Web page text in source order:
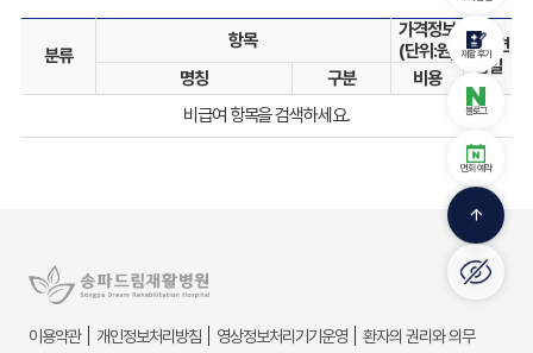
재활 후기
블로그
면회 예약
arrow_upward
분류
항목 (단위:원)
경일
명칭 구분
비용
비급여 항목을 검색하세요.
이용약관 개인정보처리방침 영상정보처리기기운영 환자의 권리와 의무